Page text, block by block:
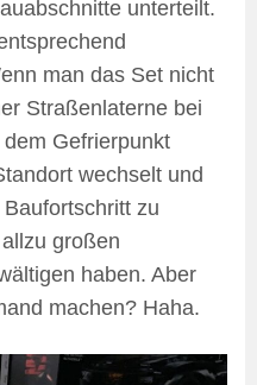
unterteilt.
man das Set nicht
Straßenlaterne bei
Gefrierpunkt
wechselt und
zu
großen
haben. Aber
machen? Haha.